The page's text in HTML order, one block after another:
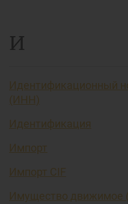
И
Идентификационный
(ИНН)
Идентификация
Импорт
Импорт CIF
Имущество движимое